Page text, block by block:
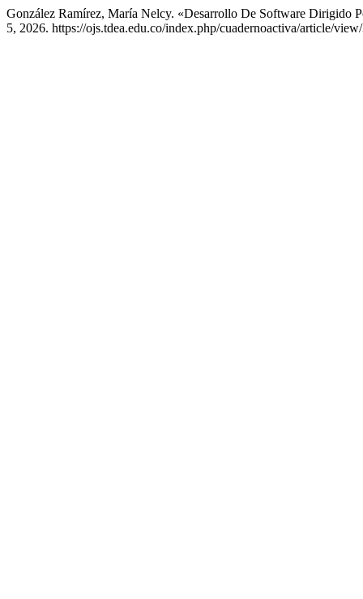
González Ramírez, María Nelcy. «Desarrollo De Software Dirigido
5, 2026. https://ojs.tdea.edu.co/index.php/cuadernoactiva/article/